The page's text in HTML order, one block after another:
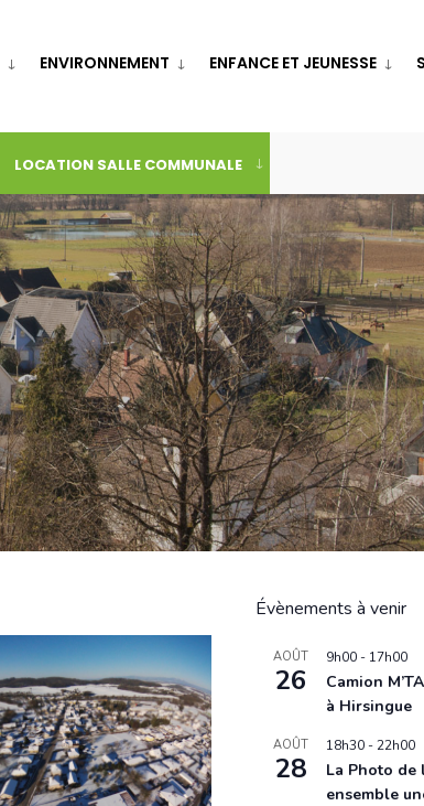
ENVIRONNEMENT ENFANCE ET JEUNESSE
LOCATION SALLE COMMUNALE
Évènements à venir
AOÛT
26
9h00 - 17h00
Camion
à Hirsingue
AOÛT
28
18h30 -22h00
La Photo de
ensemble